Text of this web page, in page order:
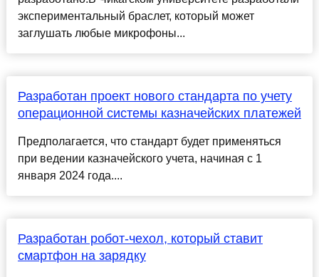
экспериментальный браслет, который может
заглушать любые микрофоны...
Разработан проект нового стандарта по учету
операционной системы казначейских платежей
Предполагается, что стандарт будет применяться
при ведении казначейского учета, начиная с 1
января 2024 года....
Разработан робот-чехол, который ставит
смартфон на зарядку